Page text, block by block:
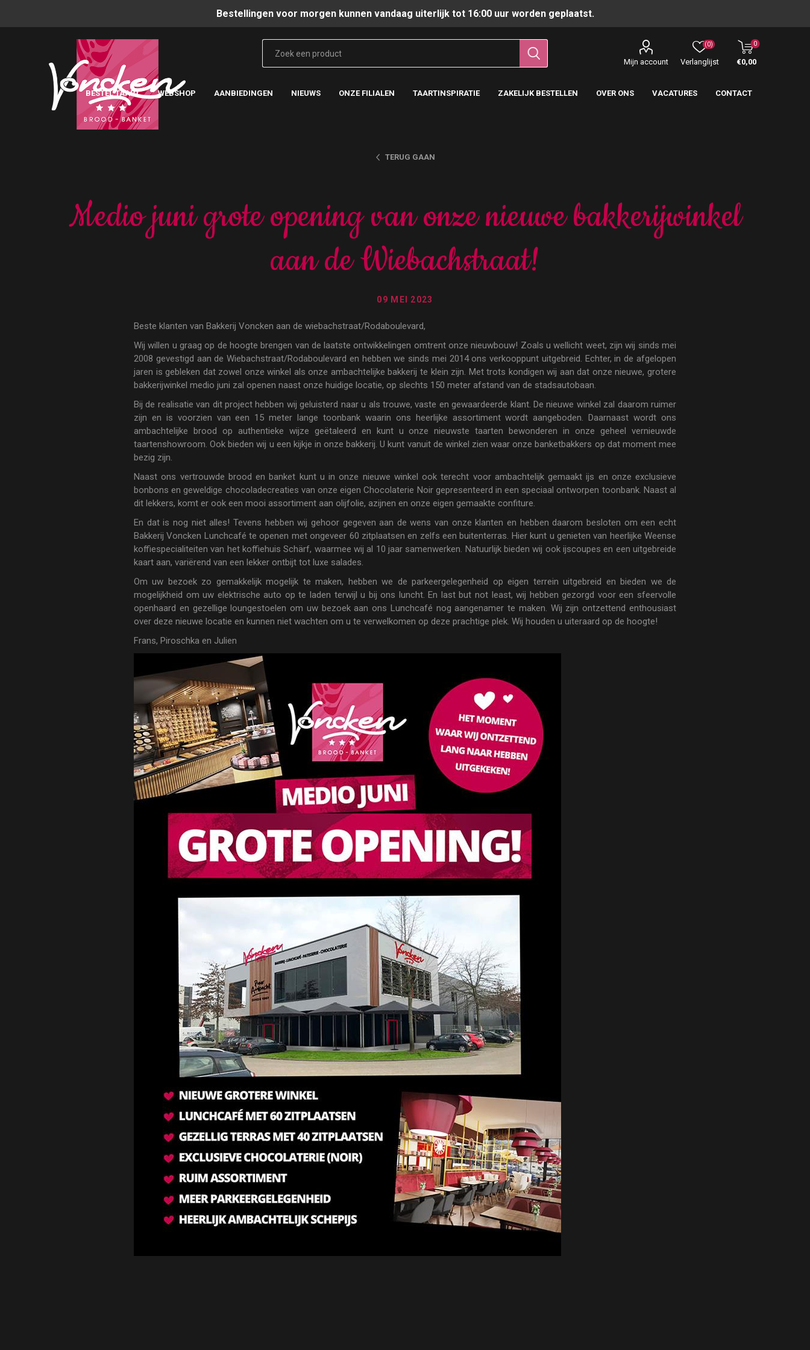
Bestellingen voor morgen kunnen vandaag uiterlijk tot 16:00 uur worden geplaatst.
Mijn account Verlanglijst
(0) 0
€0,00
BESTEL TAART WEBSHOP AANBIEDINGEN NIEUWS ONZE FILIALEN TAARTINSPIRATIE ZAKELIJK BESTELLEN OVER ONS VACATURES CONTACT
TERUG GAAN
Medio juni grote opening van onze nieuwe bakkerijwinkel
aan de Wiebachstraat!
09 MEI 2023
Beste klanten van Bakkerij Voncken aan de wiebachstraat/Rodaboulevard,
Wij willen u graag op de hoogte brengen van de laatste ontwikkelingen omtrent onze nieuwbouw! Zoals u wellicht weet, zijn wij sinds mei
2008 gevestigd aan de Wiebachstraat/Rodaboulevard en hebben we sinds mei 2014 ons verkooppunt uitgebreid. Echter, in de afgelopen
jaren is gebleken dat zowel onze winkel als onze ambachtelijke bakkerij te klein zijn. Met trots kondigen wij aan dat onze nieuwe, grotere
bakkerijwinkel medio juni zal openen naast onze huidige locatie, op slechts 150 meter afstand van de stadsautobaan.
Bij de realisatie van dit project hebben wij geluisterd naar u als trouwe, vaste en gewaardeerde klant. De nieuwe winkel zal daarom ruimer
zijn en is voorzien van een 15 meter lange toonbank waarin ons heerlijke assortiment wordt aangeboden. Daarnaast wordt ons
ambachtelijke brood op authentieke wijze geëtaleerd en kunt u onze nieuwste taarten bewonderen in onze geheel vernieuwde
taartenshowroom. Ook bieden wij u een kijkje in onze bakkerij. U kunt vanuit de winkel zien waar onze banketbakkers op dat moment mee
bezig zijn.
Naast ons vertrouwde brood en banket kunt u in onze nieuwe winkel ook terecht voor ambachtelijk gemaakt ijs en onze exclusieve
bonbons en geweldige chocoladecreaties van onze eigen Chocolaterie Noir gepresenteerd in een speciaal ontworpen toonbank. Naast al
dit lekkers, komt er ook een mooi assortiment aan olijfolie, azijnen en onze eigen gemaakte confiture.
En dat is nog niet alles! Tevens hebben wij gehoor gegeven aan de wens van onze klanten en hebben daarom besloten om een echt
Bakkerij Voncken Lunchcafé te openen met ongeveer 60 zitplaatsen en zelfs een buitenterras. Hier kunt u genieten van heerlijke Weense
koffiespecialiteiten van het koffiehuis Schärf, waarmee wij al 10 jaar samenwerken. Natuurlijk bieden wij ook ijscoupes en een uitgebreide
kaart aan, variërend van een lekker ontbijt tot luxe salades.
Om uw bezoek zo gemakkelijk mogelijk te maken, hebben we de parkeergelegenheid op eigen terrein uitgebreid en bieden we de
mogelijkheid om uw elektrische auto op te laden terwijl u bij ons luncht. En last but not least, wij hebben gezorgd voor een sfeervolle
openhaard en gezellige loungestoelen om uw bezoek aan ons Lunchcafé nog aangenamer te maken. Wij zijn ontzettend enthousiast
over deze nieuwe locatie en kunnen niet wachten om u te verwelkomen op deze prachtige plek. Wij houden u uiteraard op de hoogte!
Frans, Piroschka en Julien